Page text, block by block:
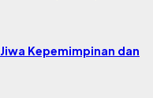
Kepemimpinan dan